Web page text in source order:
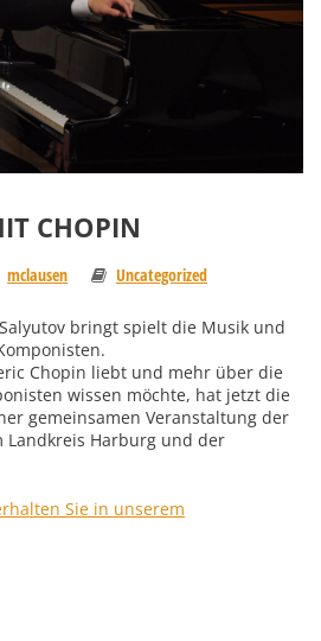
CHOPIN
mclausen Uncategorized
bringt spielt die Musik und
Chopin liebt und mehr über die
wissen möchte, hat jetzt die
gemeinsamen Veranstaltung der
Landkreis Harburg und der
Sie in unserem